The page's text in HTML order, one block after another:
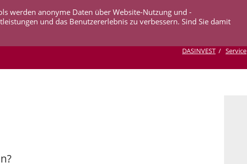
werden anonyme Daten über Website-Nutzung und -
und das Benutzererlebnis zu verbessern. Sind Sie damit
UNTERNEHMEN SERVICE KOOPERATION
DASINVEST Service